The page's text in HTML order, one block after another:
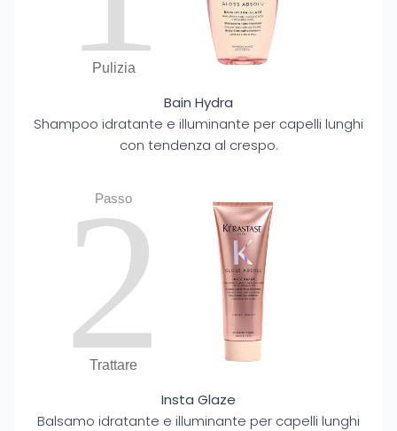
Pulizia
Bain Hydra
Shampoo idratante e illuminante per capelli lunghi
con tendenza al crespo.
Passo
2
Trattare
Insta Glaze
Balsamo idratante e illuminante per capelli lunghi